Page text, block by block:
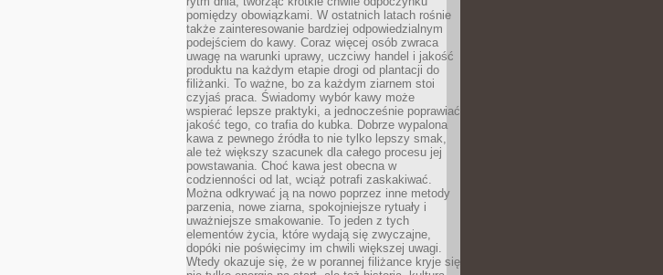
pomiędzy obowiązkami. W ostatnich latach rośnie
także zainteresowanie bardziej odpowiedzialnym
podejściem do kawy. Coraz więcej osób zwraca
uwagę na warunki uprawy, uczciwy handel i jakość
produktu na każdym etapie drogi od plantacji do
filiżanki. To ważne, bo za każdym ziarnem stoi
czyjaś praca. Świadomy wybór kawy może
wspierać lepsze praktyki, a jednocześnie poprawiać
jakość tego, co trafia do kubka. Dobrze wypalona
kawa z pewnego źródła to nie tylko lepszy smak,
ale też większy szacunek dla całego procesu jej
powstawania. Choć kawa jest obecna w
codzienności od lat, wciąż potrafi zaskakiwać.
Można odkrywać ją na nowo poprzez inne metody
parzenia, nowe ziarna, spokojniejsze rytuały i
uważniejsze smakowanie. To jeden z tych
elementów życia, które wydają się zwyczajne,
dopóki nie poświęcimy im chwili większej uwagi.
Wtedy okazuje się, że w porannej filiżance kryje się